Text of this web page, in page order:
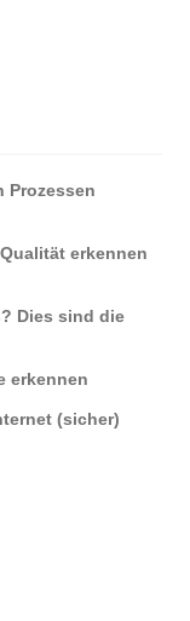
Prozessen
erkennen
Dies sind die
erkennen
(sicher)